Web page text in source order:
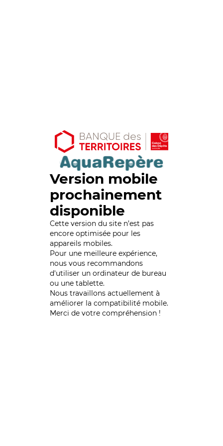
Version mobile
prochainement
disponible
Cette version du site n’est pas
encore optimisée pour les
appareils mobiles.
Pour une meilleure expérience,
nous vous recommandons
d'utiliser un ordinateur de bureau
ou une tablette.
Nous travaillons actuellement à
améliorer la compatibilité mobile.
Merci de votre compréhension !